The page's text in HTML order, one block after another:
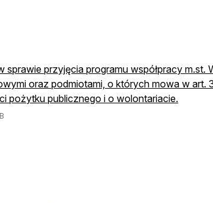
sprawie przyjęcia programu współpracy
oraz podmiotami, o których mowa w art.
pożytku publicznego i o wolontariacie.